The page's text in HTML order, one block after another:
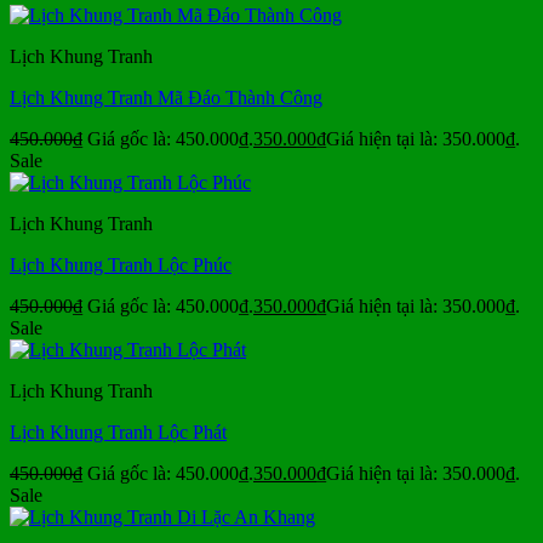
Lịch Khung Tranh
Lịch Khung Tranh Mã Đáo Thành Công
450.000₫ Giá gốc là: 450.000₫.350.000₫Giá hiện tại là: 350.000₫.
Sale
Lịch Khung Tranh
Lịch Khung Tranh Lộc Phúc
450.000₫ Giá gốc là: 450.000₫.350.000₫Giá hiện tại là: 350.000₫.
Sale
Lịch Khung Tranh
Lịch Khung Tranh Lộc Phát
450.000₫ Giá gốc là: 450.000₫.350.000₫Giá hiện tại là: 350.000₫.
Sale